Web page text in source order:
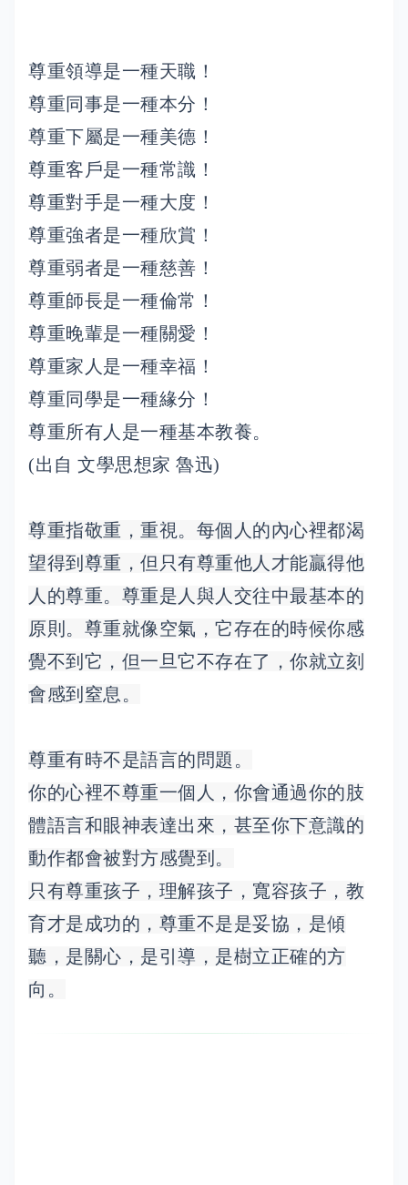
尊重領導是一種天職！
尊重同事是一種本分！
尊重下屬是一種美德！
尊重客戶是一種常識！
尊重對手是一種大度！
尊重強者是一種欣賞！
尊重弱者是一種慈善！
尊重師長是一種倫常！
尊重晚輩是一種關愛！
尊重家人是一種幸福！
尊重同學是一種緣分！
尊重所有人是一種基本教養。
(出自 文學思想家 魯迅)
尊重指敬重，重視。每個人的內心裡都渴
望得到尊重，但只有尊重他人才能贏得他
人的尊重。尊重是人與人交往中最基本的
原則。尊重就像空氣，它存在的時候你感
覺不到它，但一旦它不存在了，你就立刻
會感到窒息。
尊重有時不是語言的問題。
你的心裡不尊重一個人，你會通過你的肢
體語言和眼神表達出來，甚至你下意識的
動作都會被對方感覺到。
只有尊重孩子，理解孩子，寬容孩子，教
育才是成功的，尊重不是是妥協，是傾
聽，是關心，是引導，是樹立正確的方
向。